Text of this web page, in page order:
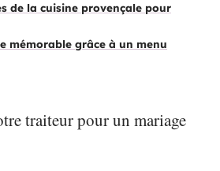
de la cuisine provençale pour
mémorable grâce à un menu
traiteur pour un mariage